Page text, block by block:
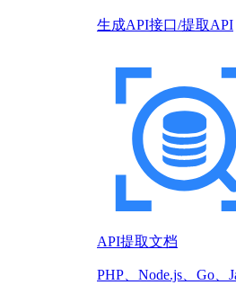
生成API接口/提取API
API提取文档
PHP、Node.js、Go、